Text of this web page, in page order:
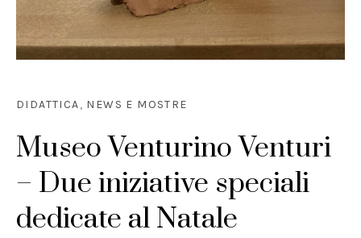
DIDATTICA, NEWS E MOSTRE
Museo Venturino Venturi
– Due iniziative speciali
dedicate al Natale